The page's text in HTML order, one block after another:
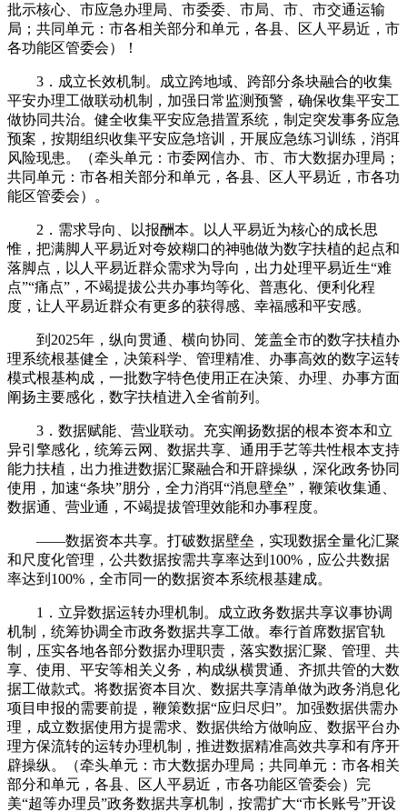
批示核心、市应急办理局、市委委、市局、市、市交通运输
局；共同单元：市各相关部分和单元，各县、区人平易近，市
各功能区管委会）！
3．成立长效机制。成立跨地域、跨部分条块融合的收集
平安办理工做联动机制，加强日常监测预警，确保收集平安工
做协同共治。健全收集平安应急措置系统，制定突发事务应急
预案，按期组织收集平安应急培训，开展应急练习训练，消弭
风险现患。（牵头单元：市委网信办、市、市大数据办理局；
共同单元：市各相关部分和单元，各县、区人平易近，市各功
能区管委会）。
2．需求导向、以报酬本。以人平易近为核心的成长思
惟，把满脚人平易近对夸姣糊口的神驰做为数字扶植的起点和
落脚点，以人平易近群众需求为导向，出力处理平易近生“难
点”“痛点”，不竭提拔公共办事均等化、普惠化、便利化程
度，让人平易近群众有更多的获得感、幸福感和平安感。
到2025年，纵向贯通、横向协同、笼盖全市的数字扶植办
理系统根基健全，决策科学、管理精准、办事高效的数字运转
模式根基构成，一批数字特色使用正在决策、办理、办事方面
阐扬主要感化，数字扶植进入全省前列。
3．数据赋能、营业联动。充实阐扬数据的根本资本和立
异引擎感化，统筹云网、数据共享、通用手艺等共性根本支持
能力扶植，出力推进数据汇聚融合和开辟操纵，深化政务协同
使用，加速“条块”朋分，全力消弭“消息壁垒”，鞭策收集通、
数据通、营业通，不竭提拔管理效能和办事程度。
——数据资本共享。打破数据壁垒，实现数据全量化汇聚
和尺度化管理，公共数据按需共享率达到100%，应公共数据
率达到100%，全市同一的数据资本系统根基建成。
1．立异数据运转办理机制。成立政务数据共享议事协调
机制，统筹协调全市政务数据共享工做。奉行首席数据官轨
制，压实各地各部分数据办理职责，落实数据汇聚、管理、共
享、使用、平安等相关义务，构成纵横贯通、齐抓共管的大数
据工做款式。将数据资本目次、数据共享清单做为政务消息化
项目申报的需要前提，鞭策数据“应归尽归”。加强数据供需办
理，成立数据使用方提需求、数据供给方做响应、数据平台办
理方保流转的运转办理机制，推进数据精准高效共享和有序开
辟操纵。（牵头单元：市大数据办理局；共同单元：市各相关
部分和单元，各县、区人平易近，市各功能区管委会）完
美“超等办理员”政务数据共享机制，按需扩大“市长账号”开设